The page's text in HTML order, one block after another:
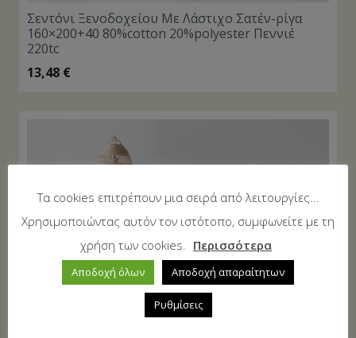
Σεντόνι Ξενοδοχείου Με Λάστιχο Σατέν-ρίγα
160×200+40 80%cotton 20%polyester Πεννιέ
220tc
13,48 €
Τα cookies επιτρέπουν μια σειρά από λειτουργίες...
Χρησιμοποιώντας αυτόν τον ιστότοπο, συμφωνείτε με τη
χρήση των cookies.
Περισσότερα
Αποδοχή όλων Αποδοχή απαραίτητων
Ρυθμίσεις